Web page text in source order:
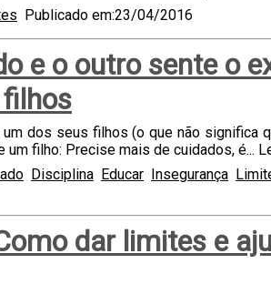
Publicado em:23/04/2016
e o outro sente o
dos seus filhos (o que não significa
filho: Precise mais de cuidados, é...
Disciplina Educar Insegurança
dar limites e